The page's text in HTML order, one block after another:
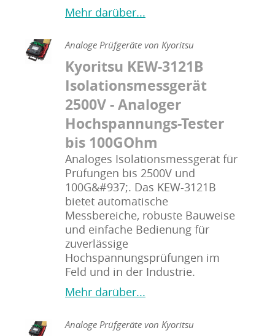
Mehr darüber...
Analoge Prüfgeräte von Kyoritsu
Kyoritsu KEW-3121B
Isolationsmessgerät
2500V - Analoger
Hochspannungs-Tester
bis 100GOhm
Analoges Isolationsmessgerät für
Prüfungen bis 2500V und
100G&#937;. Das KEW-3121B
bietet automatische
Messbereiche, robuste Bauweise
und einfache Bedienung für
zuverlässige
Hochspannungsprüfungen im
Feld und in der Industrie.
Mehr darüber...
Analoge Prüfgeräte von Kyoritsu